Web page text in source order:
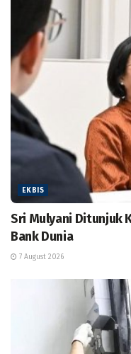
EKBIS
Sri Mulyani Ditunjuk
Bank Dunia
7 August 2026